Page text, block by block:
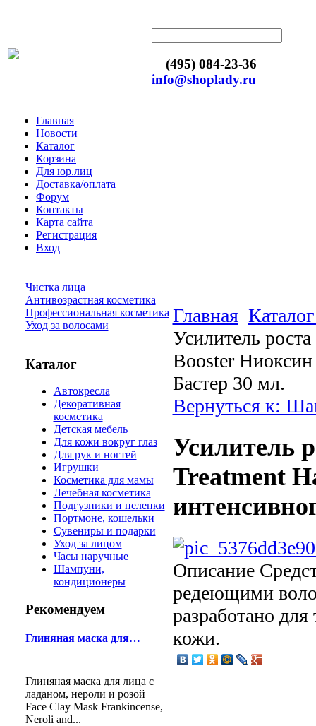
(495) 084-23-36
info@shoplady.ru
Главная
Новости
Каталог
Корзина
Для юр.лиц
Доставка/оплата
Форум
Контакты
Карта сайта
Регистрация
Вход
Чистка лица
Антивозрастная косметика
Профессиональная косметика
Уход за волосами
Каталог
Автокресла
Декоративная
косметика
Детская мебель
Для кожи вокруг глаз
Для рук и ногтей
Игрушки
Косметика для мамы
Лечебная косметика
Подгузники и пеленки
Портмоне, кошельки
Сувениры и подарки
Уход за лицом
Часы наручные
Шампуни,
кондиционеры
Рекомендуем
Глиняная маска для…
Глиняная маска для лица с
ладаном, нероли и розой
Face Clay Mask Frankincense,
Neroli and...
Главная
Усилитель
Booster Ниоксин
Бастер 30 мл.
Вернуться к:
Усилитель
Treatment
Описание
редеющими
разработано
кожи.